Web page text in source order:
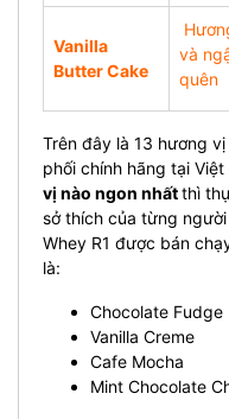
Vanilla
Butter Cake
và
quên
Trên đây là 13 hương
phối chính hãng tại
vị nào ngon nhấtthì
sở thích của từng
Whey R1 được bán
là:
Chocolate Fudge
Vanilla Creme
Cafe Mocha
Mint Chocolate